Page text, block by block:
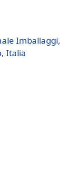
Imballaggi,
Italia